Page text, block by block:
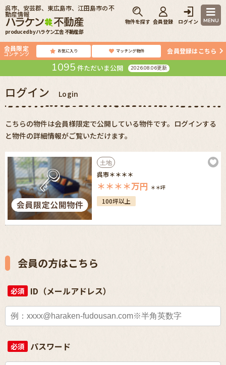
produced by ハラケン工舎 不動産部
呉市、安芸郡、東広島市、江田島市の不
動産情報
物件を探す 会員登録 ログイン MENU
会員限定
コンテンツ お気に入り マッチング物件 会員登録はこちら
1095 件ただいま公開 2026.08.06更新
ログイン Login
こちらの物件は会員様限定で公開している物件です。ログインする
と物件の詳細情報がご覧いただけます。
土地
呉市＊＊＊＊
＊＊＊＊万円 ＊＊坪
100坪以上
会員の方はこちら
必須 ID（メールアドレス）
必須 パスワード